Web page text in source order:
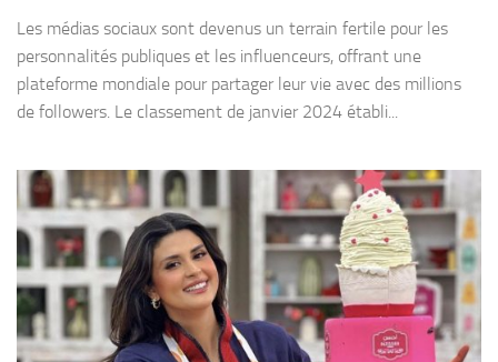
Les médias sociaux sont devenus un terrain fertile pour les
personnalités publiques et les influenceurs, offrant une
plateforme mondiale pour partager leur vie avec des millions
de followers. Le classement de janvier 2024 établi...